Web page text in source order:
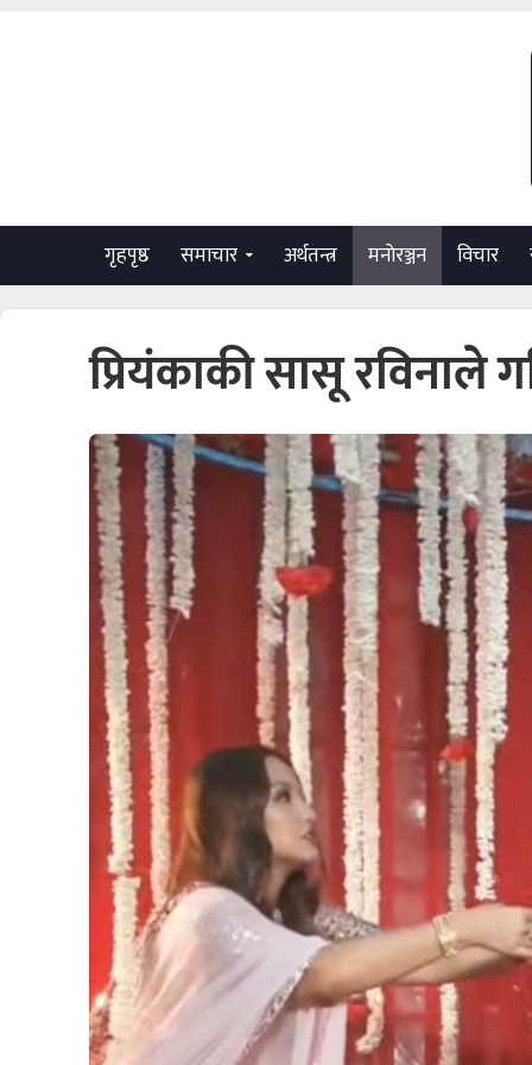
गृहपृष्ठ समाचार अर्थतन्त्र मनाेरञ्जन विचार
प्रियंकाकी सासू रविनाले